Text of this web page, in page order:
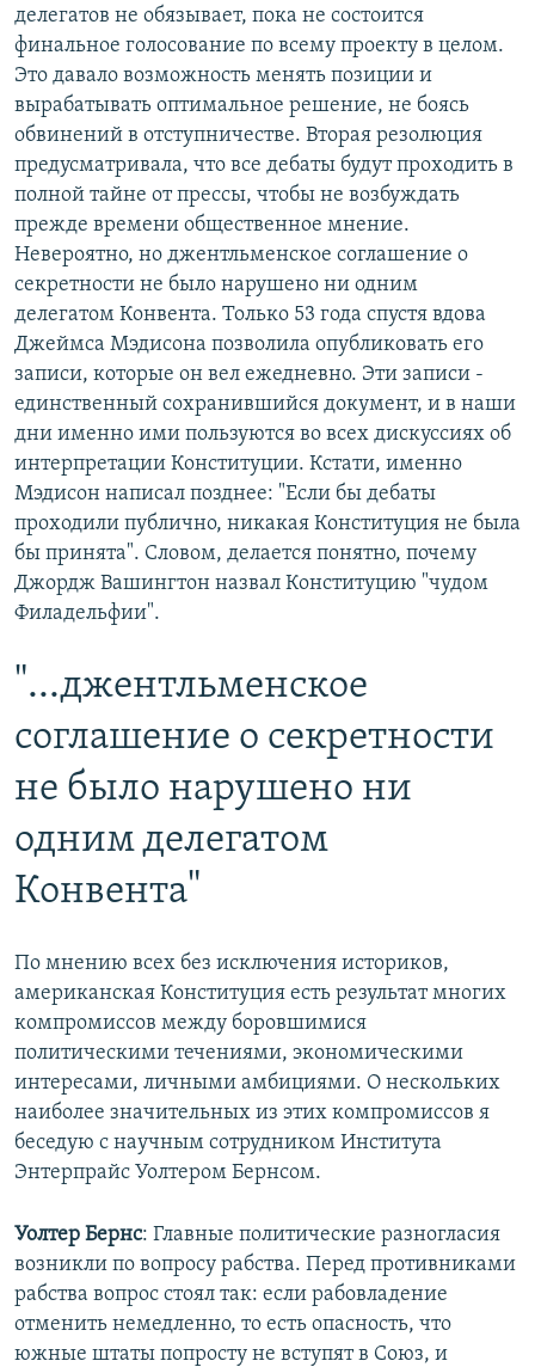
делегатов не обязывает, пока не состоится
финальное голосование по всему проекту в целом.
Это давало возможность менять позиции и
вырабатывать оптимальное решение, не боясь
обвинений в отступничестве. Вторая резолюция
предусматривала, что все дебаты будут проходить в
полной тайне от прессы, чтобы не возбуждать
прежде времени общественное мнение.
Невероятно, но джентльменское соглашение о
секретности не было нарушено ни одним
делегатом Конвента. Только 53 года спустя вдова
Джеймса Мэдисона позволила опубликовать его
записи, которые он вел ежедневно. Эти записи -
единственный сохранившийся документ, и в наши
дни именно ими пользуются во всех дискуссиях об
интерпретации Конституции. Кстати, именно
Мэдисон написал позднее: "Если бы дебаты
проходили публично, никакая Конституция не была
бы принята". Словом, делается понятно, почему
Джордж Вашингтон назвал Конституцию "чудом
Филадельфии".
"...джентльменское
соглашение о секретности
не было нарушено ни
одним делегатом
Конвента"
По мнению всех без исключения историков,
американская Конституция есть результат многих
компромиссов между боровшимися
политическими течениями, экономическими
интересами, личными амбициями. О нескольких
наиболее значительных из этих компромиссов я
беседую с научным сотрудником Института
Энтерпрайс Уолтером Бернсом.
Уолтер Бернс: Главные политические разногласия
возникли по вопросу рабства. Перед противниками
рабства вопрос стоял так: если рабовладение
отменить немедленно, то есть опасность, что
южные штаты попросту не вступят в Союз, и